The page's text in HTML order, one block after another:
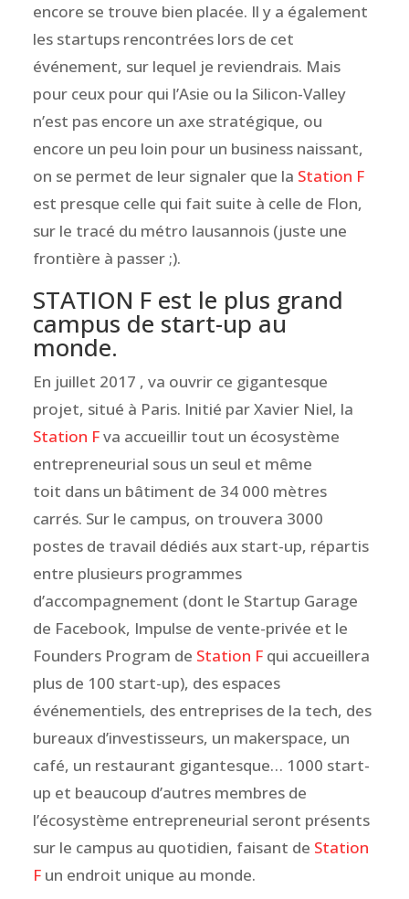
encore se trouve bien placée. Il y a également
les startups rencontrées lors de cet
événement, sur lequel je reviendrais. Mais
pour ceux pour qui l’Asie ou la Silicon-Valley
n’est pas encore un axe stratégique, ou
encore un peu loin pour un business naissant,
on se permet de leur signaler que la Station F
est presque celle qui fait suite à celle de Flon,
sur le tracé du métro lausannois (juste une
frontière à passer ;).
STATION F est le plus grand
campus de start-up au
monde.
En juillet 2017 , va ouvrir ce gigantesque
projet, situé à Paris. Initié par Xavier Niel, la
Station Fva accueillir tout un écosystème
entrepreneurial sous un seul et même
toit dans un bâtiment de 34 000 mètres
carrés. Sur le campus, on trouvera 3000
postes de travail dédiés aux start-up, répartis
entre plusieurs programmes
d’accompagnement (dont le Startup Garage
de Facebook, Impulse de vente-privée et le
Founders Program de Station Fqui accueillera
plus de 100 start-up), des espaces
événementiels, des entreprises de la tech, des
bureaux d’investisseurs, un makerspace, un
café, un restaurant gigantesque… 1000 start-
up et beaucoup d’autres membres de
l’écosystème entrepreneurial seront présents
sur le campus au quotidien, faisant de Station
Fun endroit unique au monde.